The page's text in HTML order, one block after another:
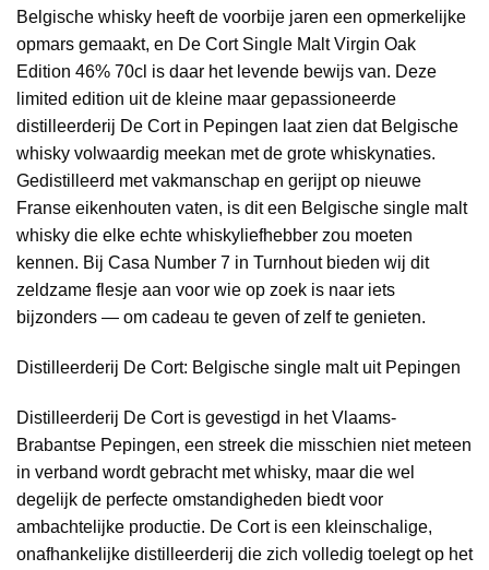
Belgische whisky heeft de voorbije jaren een opmerkelijke
opmars gemaakt, en De Cort Single Malt Virgin Oak
Edition 46% 70cl is daar het levende bewijs van. Deze
limited edition uit de kleine maar gepassioneerde
distilleerderij De Cort in Pepingen laat zien dat Belgische
whisky volwaardig meekan met de grote whiskynaties.
Gedistilleerd met vakmanschap en gerijpt op nieuwe
Franse eikenhouten vaten, is dit een Belgische single malt
whisky die elke echte whiskyliefhebber zou moeten
kennen. Bij Casa Number 7 in Turnhout bieden wij dit
zeldzame flesje aan voor wie op zoek is naar iets
bijzonders — om cadeau te geven of zelf te genieten.
Distilleerderij De Cort: Belgische single malt uit Pepingen
Distilleerderij De Cort is gevestigd in het Vlaams-
Brabantse Pepingen, een streek die misschien niet meteen
in verband wordt gebracht met whisky, maar die wel
degelijk de perfecte omstandigheden biedt voor
ambachtelijke productie. De Cort is een kleinschalige,
onafhankelijke distilleerderij die zich volledig toelegt op het